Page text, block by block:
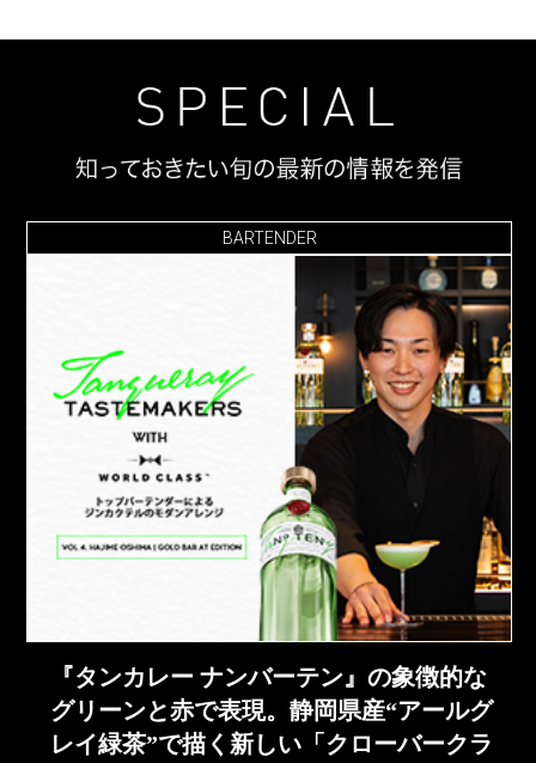
BARTENDER
『タンカレー ナンバーテン』の象徴的な
グリーンと赤で表現。静岡県産“アールグ
レイ緑茶”で描く新しい「クローバークラ